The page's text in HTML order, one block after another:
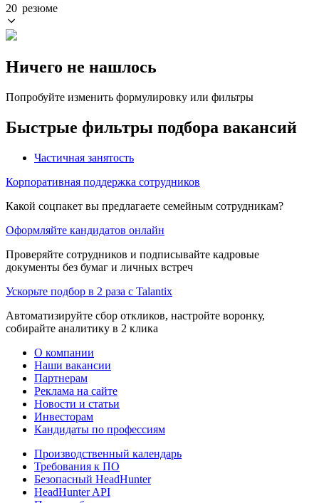
20 резюме
Ничего не нашлось
Попробуйте изменить формулировку или фильтры
Быстрые фильтры подбора вакансий
Частичная занятость
Корпоративная поддержка сотрудников
Какой соцпакет вы предлагаете семейным сотрудникам?
Оформляйте кандидатов онлайн
Проверяйте сотрудников и подписывайте кадровые
документы без бумаг и личных встреч
Ускорьте подбор в 2 раза с Talantix
Автоматизируйте сбор откликов, настройте воронку,
собирайте аналитику в 2 клика
О компании
Наши вакансии
Партнерам
Реклама на сайте
Новости и статьи
Инвесторам
Кандидаты по профессиям
Производственный календарь
Требования к ПО
Безопасный HeadHunter
HeadHunter API